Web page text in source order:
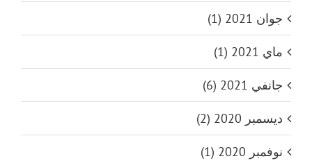
جوان 2021 (1)
ماي 2021 (1)
جانفي 2021 (6)
ديسمبر 2020 (2)
نوفمبر 2020 (1)